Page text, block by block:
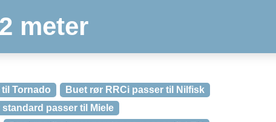
meter
Tornado
Buet rør RRCi passer til Nilfisk
standard passer til Miele